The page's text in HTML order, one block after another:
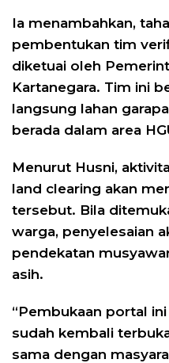
Ia menambahkan,
pembentukan tim
diketuai oleh
Kartanegara. Tim ini
langsung lahan
berada dalam area
Menurut Husni,
land clearing akan
tersebut. Bila
warga, penyelesaian
pendekatan
asih.
“Pembukaan portal
sudah kembali
sama dengan